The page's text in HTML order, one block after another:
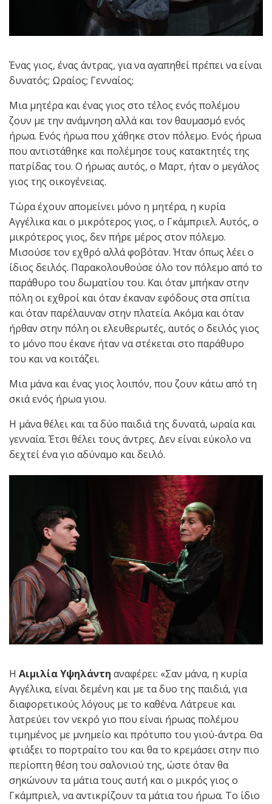
Ένας γιος, ένας άντρας, για να αγαπηθεί πρέπει να είναι
δυνατός; Ωραίος; Γενναίος;
Μια μητέρα και ένας γιος στο τέλος ενός πολέμου
ζουν με την ανάμνηση αλλά και τον θαυμασμό ενός
ήρωα. Ενός ήρωα που χάθηκε στον πόλεμο. Ενός ήρωα
που αντιστάθηκε και πολέμησε τους κατακτητές της
πατρίδας του. Ο ήρωας αυτός, ο Μαρτ, ήταν ο μεγάλος
γιος της οικογένειας.
Τώρα έχουν απομείνει μόνο η μητέρα, η κυρία
Αγγέλικα και ο μικρότερος γιος, ο Γκάμπριελ. Αυτός, ο
μικρότερος γιος, δεν πήρε μέρος στον πόλεμο.
Μισούσε τον εχθρό αλλά φοβόταν. Ήταν όπως λέει ο
ίδιος δειλός. Παρακολουθούσε όλο τον πόλεμο από το
παράθυρο του δωματίου του. Και όταν μπήκαν στην
πόλη οι εχθροί και όταν έκαναν εφόδους στα σπίτια
και όταν παρέλαυναν στην πλατεία. Ακόμα και όταν
ήρθαν στην πόλη οι ελευθερωτές, αυτός ο δειλός γιος
το μόνο που έκανε ήταν να στέκεται στο παράθυρο
του και να κοιτάζει.
Μια μάνα και ένας γιος λοιπόν, που ζουν κάτω από τη
σκιά ενός ήρωα γιου.
Η μάνα θέλει και τα δύο παιδιά της δυνατά, ωραία και
γενναία. Έτσι θέλει τους άντρες. Δεν είναι εύκολο να
δεχτεί ένα γιο αδύναμο και δειλό.
Η Αιμιλία Υψηλάντη αναφέρει: «Σαν μάνα, η κυρία
Αγγέλικα, είναι δεμένη και με τα δυο της παιδιά, για
διαφορετικούς λόγους με το καθένα. Λάτρευε και
λατρεύει τον νεκρό γιο που είναι ήρωας πολέμου
τιμημένος με μνημείο και πρότυπο του γιού-άντρα. Θα
φτιάξει το πορτραίτο του και θα το κρεμάσει στην πιο
περίοπτη θέση του σαλονιού της, ώστε όταν θα
σηκώνουν τα μάτια τους αυτή και ο μικρός γιος ο
Γκάμπριελ, να αντικρίζουν τα μάτια του ήρωα. Το ίδιο